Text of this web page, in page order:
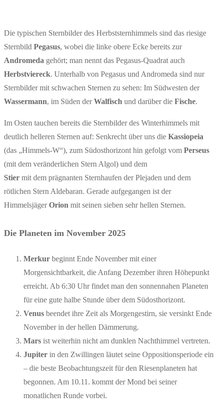
Die typischen Sternbilder des Herbststernhimmels sind das riesige
Sternbild Pegasus, wobei die linke obere Ecke bereits zur
Andromeda gehört; man nennt das Pegasus-Quadrat auch
Herbstviereck. Unterhalb von Pegasus und Andromeda sind nur
Sternbilder mit schwachen Sternen zu sehen: Im Südwesten der
Wassermann, im Süden derWalfisch und darüber die Fische.
Im Osten tauchen bereits die Sternbilder des Winterhimmels mit
deutlich helleren Sternen auf: Senkrecht über uns die Kassiopeia
(das „Himmels-W“), zum Südosthorizont hin gefolgt vom Perseus
(mit dem veränderlichen Stern Algol) und dem
Stier mit dem prägnanten Sternhaufen der Plejaden und dem
rötlichen Stern Aldebaran. Gerade aufgegangen ist der
HimmelsjägerOrion mit seinen sieben sehr hellen Sternen.
Die Planeten im November 2025
Merkur beginnt Ende November mit einer
Morgensichtbarkeit, die Anfang Dezember ihren Höhepunkt
erreicht. Ab 6:30 Uhr findet man den sonnennahen Planeten
für eine gute halbe Stunde über dem Südosthorizont.
Venus beendet ihre Zeit als Morgengestirn, sie versinkt Ende
November in der hellen Dämmerung.
Mars ist weiterhin nicht am dunklen Nachthimmel vertreten.
Jupiter in den Zwillingen läutet seine Oppositionsperiode ein
– die beste Beobachtungszeit für den Riesenplaneten hat
begonnen. Am 10.11. kommt der Mond bei seiner
monatlichen Runde vorbei.